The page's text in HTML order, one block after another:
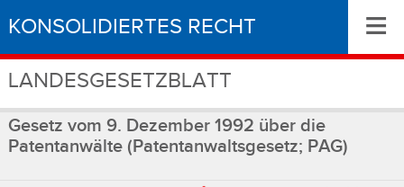
KONSOLIDIERTES RECHT
LANDESGESETZBLATT
≡
Gesetz vom 9. Dezember 1992 über die
Patentanwälte (Patentanwaltsgesetz; PAG)